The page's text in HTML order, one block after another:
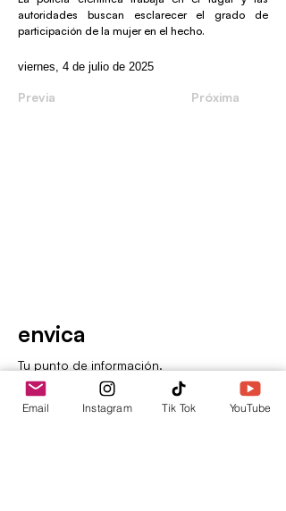
autoridades buscan esclarecer el grado de
participación de la mujer en el hecho.
viernes, 4 de julio de 2025
Previa Próxima
envica
Tu punto de información.
Email Instagram Tik Tok YouTube